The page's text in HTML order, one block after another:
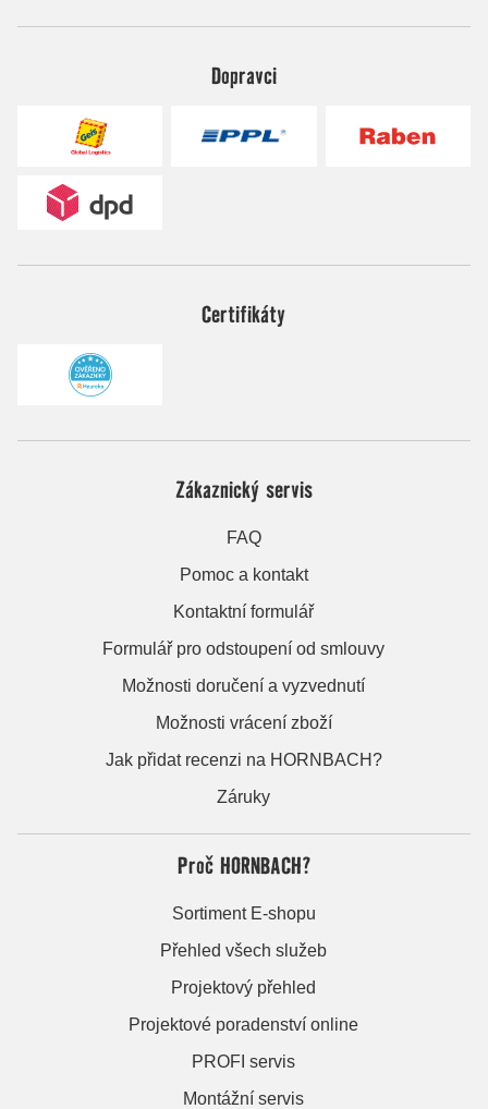
Dopravci
Certifikáty
Zákaznický servis
FAQ
Pomoc a kontakt
Kontaktní formulář
Formulář pro odstoupení od smlouvy
Možnosti doručení a vyzvednutí
Možnosti vrácení zboží
Jak přidat recenzi na HORNBACH?
Záruky
Proč HORNBACH?
Sortiment E-shopu
Přehled všech služeb
Projektový přehled
Projektové poradenství online
PROFI servis
Montážní servis